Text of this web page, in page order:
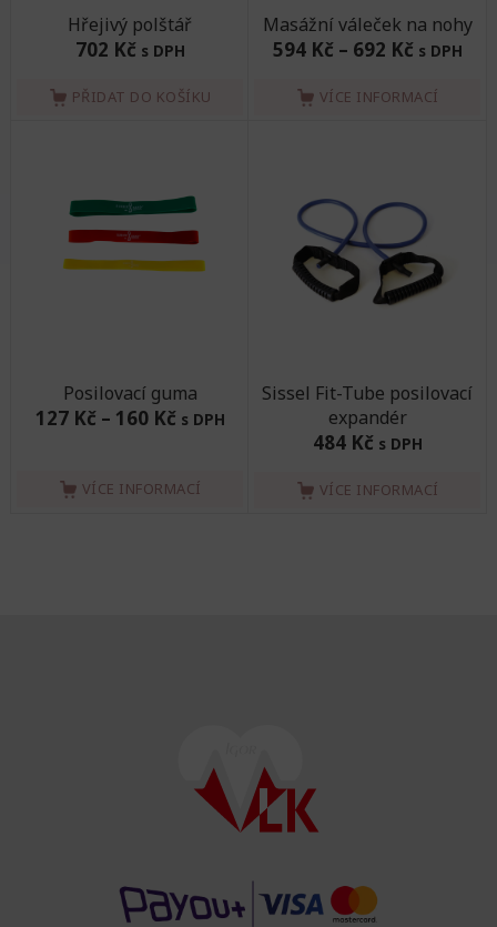
Hřejivý polštář
702 Kč s DPH
PŘIDAT DO KOŠÍKU
Masážní váleček na nohy
594 Kč– 692 Kč s DPH
VÍCE INFORMACÍ
Posilovací guma
127 Kč– 160 Kč s DPH
VÍCE INFORMACÍ
Sissel Fit-Tube posilovací
expandér
484 Kč s DPH
VÍCE INFORMACÍ